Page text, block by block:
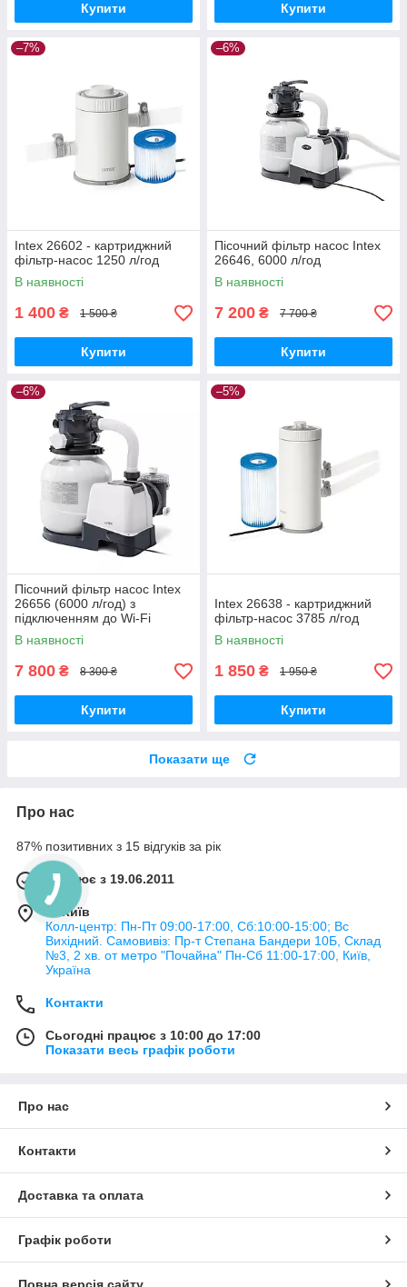
Купити Купити
–7%
Intex 26602 - картриджний
фільтр-насос 1250 л/год
В наявності
1 400 ₴ 1 500 ₴
Купити
–6%
Пісочний фільтр насос Intex
26646, 6000 л/год
В наявності
7 200 ₴ 7 700 ₴
Купити
–6%
Пісочний фільтр насос Intex
26656 (6000 л/год) з
підключенням до Wi-Fi
В наявності
7 800 ₴ 8 300 ₴
Купити
–5%
Intex 26638 - картриджний
фільтр-насос 3785 л/год
В наявності
1 850 ₴ 1 950 ₴
Купити
Показати ще
Про нас
87% позитивних з 15 відгуків за рік
Працює з 19.06.2011
м. Київ
Колл-центр: Пн-Пт 09:00-17:00, Сб:10:00-15:00; Вс
Вихідний. Самовивіз: Пр-т Степана Бандери 10Б, Склад
№3, 2 хв. от метро "Почайна" Пн-Cб 11:00-17:00, Київ,
Україна
Контакти
Сьогодні працює з 10:00 до 17:00
Показати весь графік роботи
Про нас
Контакти
Доставка та оплата
Графік роботи